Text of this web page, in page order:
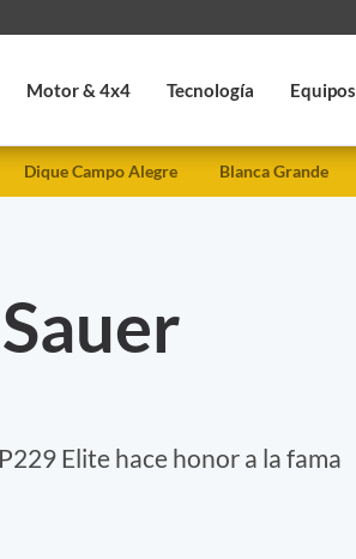
Motor & 4x4 Tecnología Equipos
Dique Campo Alegre Blanca Grande
Elite hace honor a la fama